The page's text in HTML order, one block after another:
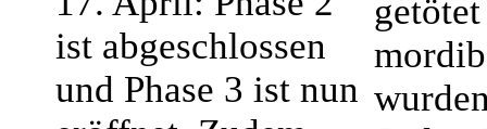
ist abgeschlossen
und Phase 3 ist nun